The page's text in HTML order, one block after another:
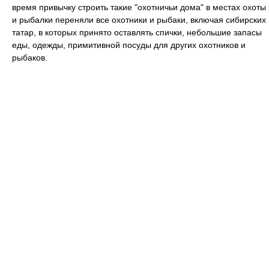
время привычку строить такие "охотничьи дома" в местах охоты
и рыбалки переняли все охотники и рыбаки, включая сибирских
татар, в которых принято оставлять спички, небольшие запасы
еды, одежды, примитивной посуды для других охотников и
рыбаков.